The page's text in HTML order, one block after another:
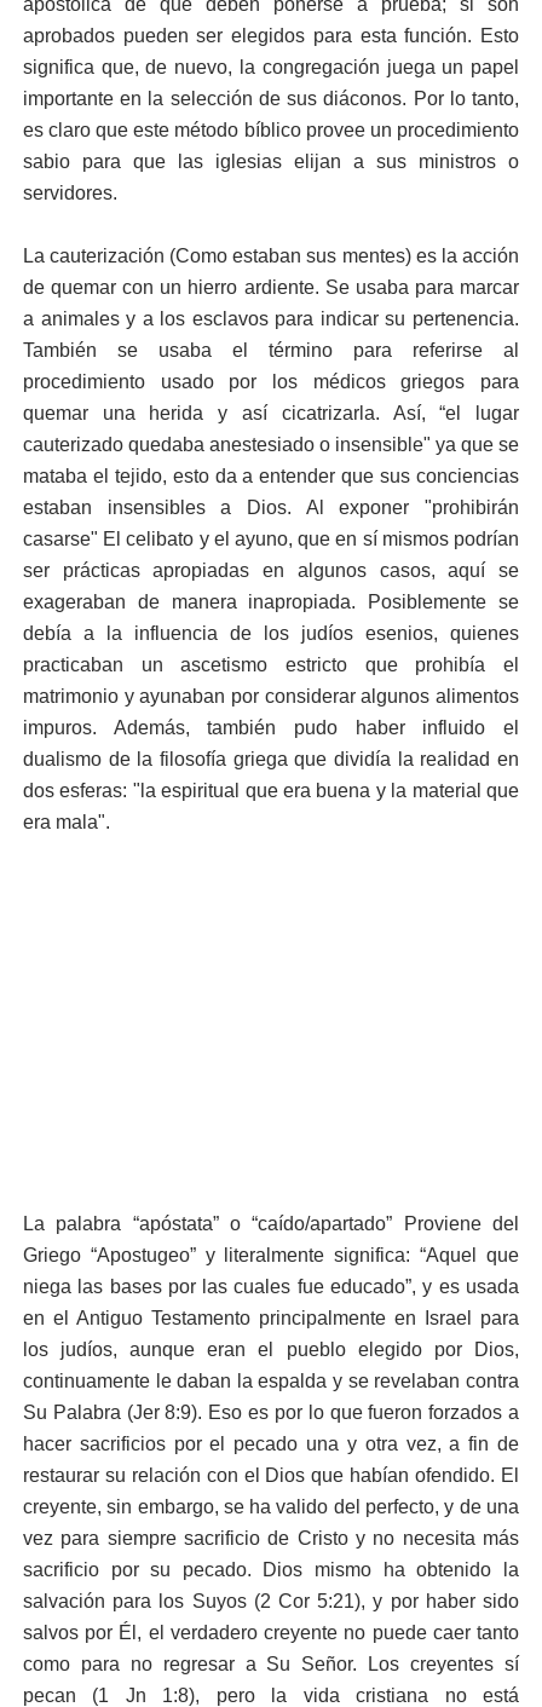
aprobados pueden ser elegidos para esta función. Esto
significa que, de nuevo, la congregación juega un papel
importante en la selección de sus diáconos. Por lo tanto,
es claro que este método bíblico provee un procedimiento
sabio para que las iglesias elijan a sus ministros o
servidores.
La cauterización (Como estaban sus mentes) es la acción
de quemar con un hierro ardiente. Se usaba para marcar
a animales y a los esclavos para indicar su pertenencia.
También se usaba el término para referirse al
procedimiento usado por los médicos griegos para
quemar una herida y así cicatrizarla. Así, “el lugar
cauterizado quedaba anestesiado o insensible" ya que se
mataba el tejido, esto da a entender que sus conciencias
estaban insensibles a Dios. Al exponer "prohibirán
casarse" El celibato y el ayuno, que en sí mismos podrían
ser prácticas apropiadas en algunos casos, aquí se
exageraban de manera inapropiada. Posiblemente se
debía a la influencia de los judíos esenios, quienes
practicaban un ascetismo estricto que prohibía el
matrimonio y ayunaban por considerar algunos alimentos
impuros. Además, también pudo haber influido el
dualismo de la filosofía griega que dividía la realidad en
dos esferas: "la espiritual que era buena y la material que
era mala".
La palabra “apóstata” o “caído/apartado” Proviene del
Griego “Apostugeo” y literalmente significa: “Aquel que
niega las bases por las cuales fue educado”, y es usada
en el Antiguo Testamento principalmente en Israel para
los judíos, aunque eran el pueblo elegido por Dios,
continuamente le daban la espalda y se revelaban contra
Su Palabra (Jer 8:9). Eso es por lo que fueron forzados a
hacer sacrificios por el pecado una y otra vez, a fin de
restaurar su relación con el Dios que habían ofendido. El
creyente, sin embargo, se ha valido del perfecto, y de una
vez para siempre sacrificio de Cristo y no necesita más
sacrificio por su pecado. Dios mismo ha obtenido la
salvación para los Suyos (2 Cor 5:21), y por haber sido
salvos por Él, el verdadero creyente no puede caer tanto
como para no regresar a Su Señor. Los creyentes sí
pecan (1 Jn 1:8), pero la vida cristiana no está